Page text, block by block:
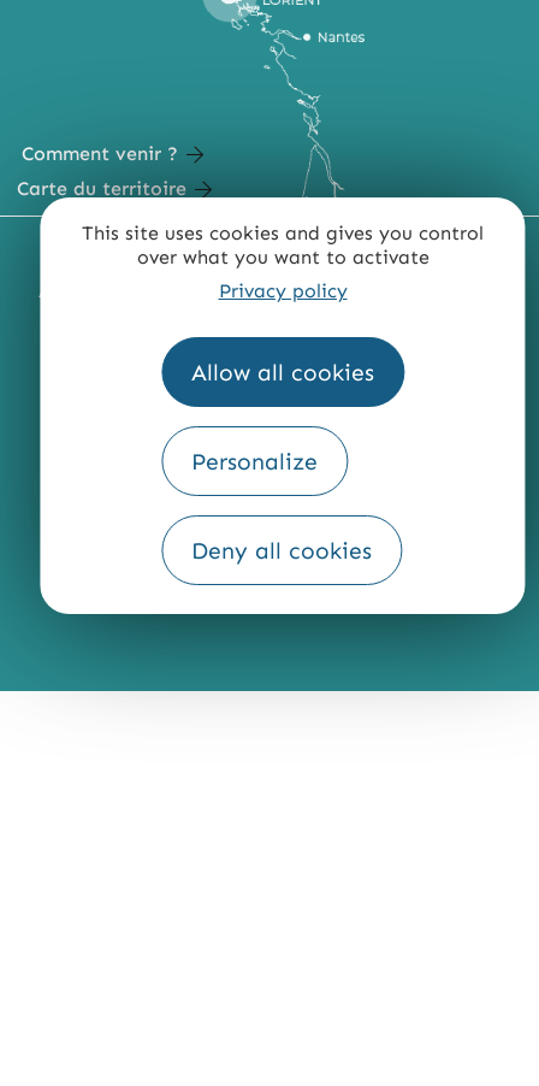
This site uses cookies and gives you control
over what you want to activate
Privacy policy
Allow all cookies
Personalize
Deny all cookies
Comment venir ?
Carte du territoire
MENTIONS LÉGALES PLAN DU SITE
ACCESSIBILITÉ : NON CONFORME
QUI SOMMES-NOUS ?
Fourni par
Traduction